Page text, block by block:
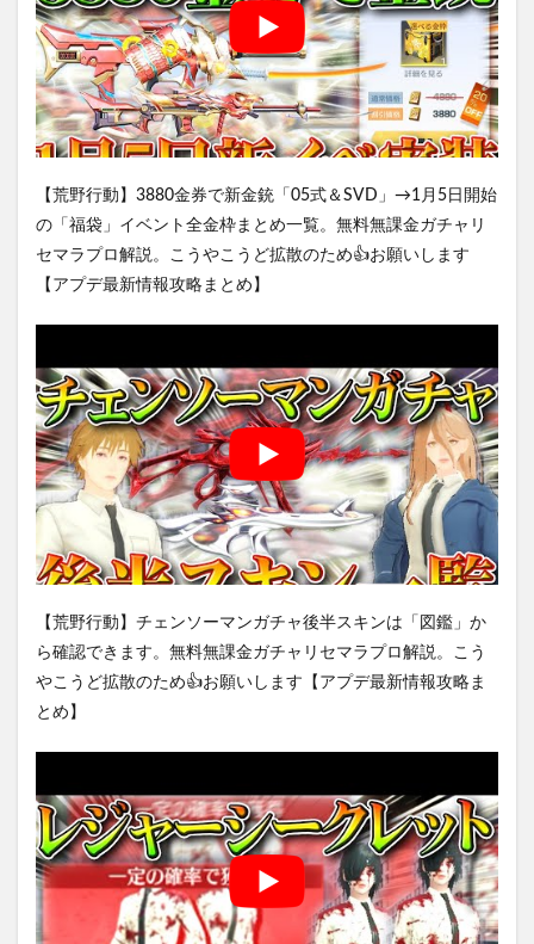
【荒野行動】3880金券で新金銃「05式＆SVD」→1月5日開始
の「福袋」イベント全金枠まとめ一覧。無料無課金ガチャリ
セマラプロ解説。こうやこうど拡散のため👍お願いします
【アプデ最新情報攻略まとめ】
【荒野行動】チェンソーマンガチャ後半スキンは「図鑑」か
ら確認できます。無料無課金ガチャリセマラプロ解説。こう
やこうど拡散のため👍お願いします【アプデ最新情報攻略ま
とめ】